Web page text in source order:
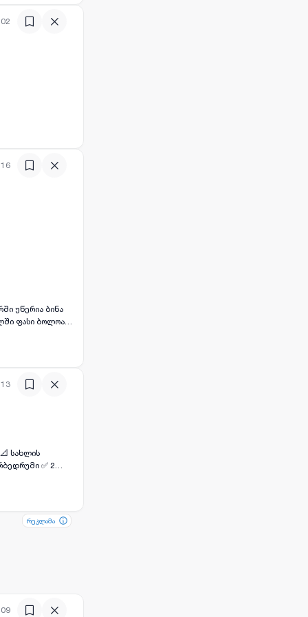
ფასი ბოლოა
რეკლამა
რეკლამა